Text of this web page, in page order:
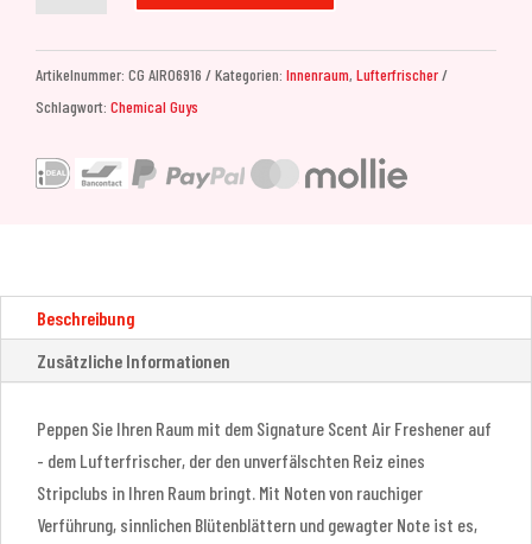
&
Odor
Artikelnummer: CG AIR06916 Kategorien: Innenraum, Lufterfrischer
Schlagwort: Chemical Guys
Beschreibung
Zusätzliche Informationen
Peppen Sie Ihren Raum mit dem Signature Scent Air Freshener auf
- dem Lufterfrischer, der den unverfälschten Reiz eines
Stripclubs in Ihren Raum bringt. Mit Noten von rauchiger
Verführung, sinnlichen Blütenblättern und gewagter Note ist es,